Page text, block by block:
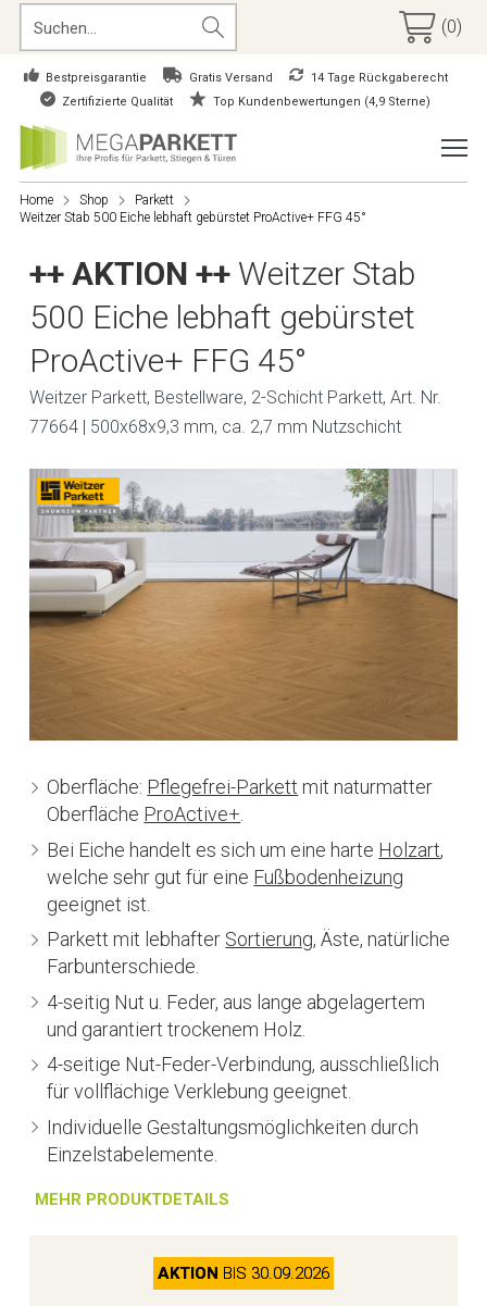
(0)
Bestpreisgarantie Gratis Versand
14 Tage Rückgaberecht
Zertifizierte Qualität
Top Kundenbewertungen (4,9 Sterne)
Home Shop
Parkett
Weitzer Stab 500 Eiche lebhaft gebürstet ProActive+ FFG 45°
++ AKTION ++ Weitzer Stab
500 Eiche lebhaft gebürstet
ProActive+ FFG 45°
Weitzer Parkett, Bestellware, 2-Schicht Parkett, Art. Nr.
77664 | 500x68x9,3 mm, ca. 2,7 mm Nutzschicht
Oberfläche: Pflegefrei-Parkett mit naturmatter
Oberfläche ProActive+.
Bei Eiche handelt es sich um eine harte Holzart,
welche sehr gut für eine Fußbodenheizung
geeignet ist.
Parkett mit lebhafter Sortierung, Äste, natürliche
Farbunterschiede.
4-seitig Nut u. Feder, aus lange abgelagertem
und garantiert trockenem Holz.
4-seitige Nut-Feder-Verbindung, ausschließlich
für vollflächige Verklebung geeignet.
Individuelle Gestaltungsmöglichkeiten durch
Einzelstabelemente.
MEHR PRODUKTDETAILS
AKTION BIS 30.09.2026